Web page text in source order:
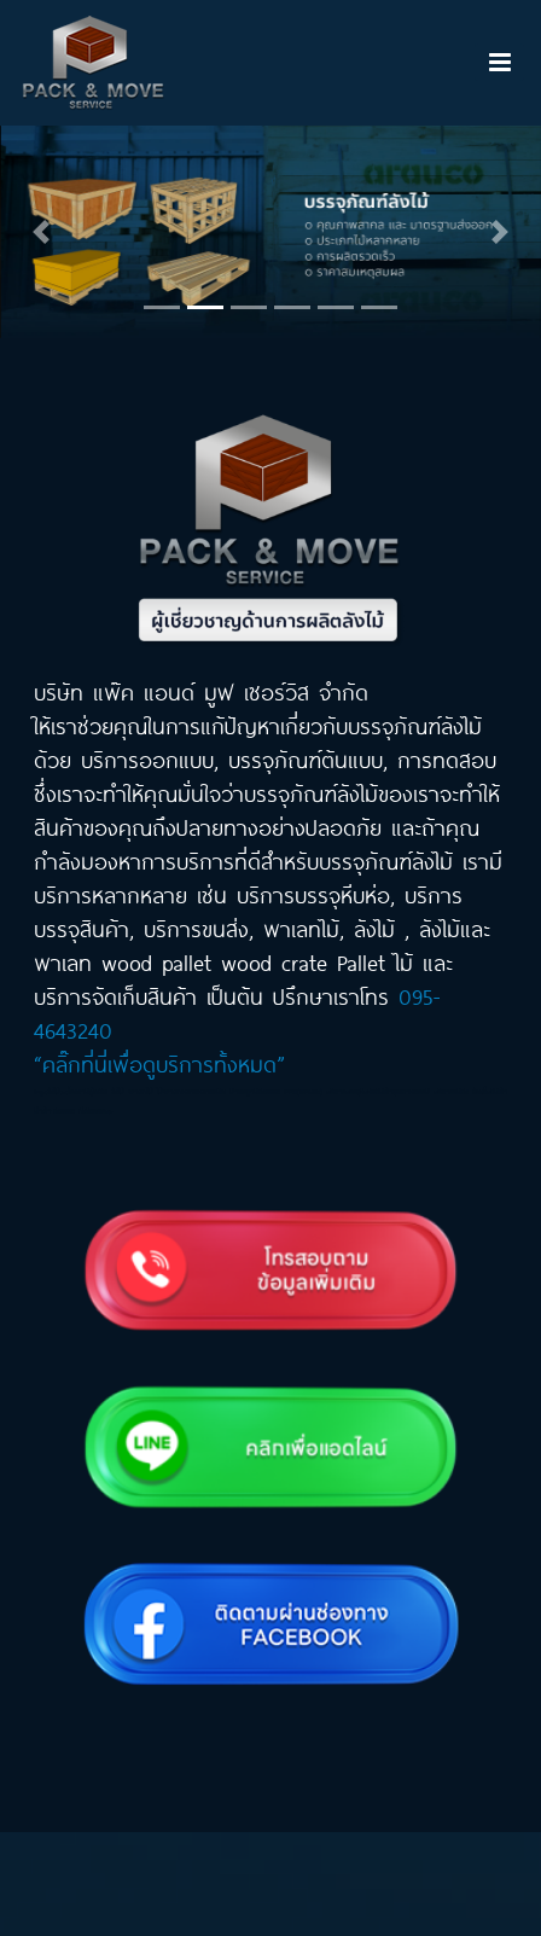
Previous Next
บริษัท แพ๊ค แอนด์ มูฟ เซอร์วิส จำกัด
ให้เราช่วยคุณในการแก้ปัญหาเกี่ยวกับบรรจุภัณฑ์ลังไม้
ด้วย บริการออกแบบ, บรรจุภัณฑ์ต้นแบบ, การทดสอบ
ซึ่งเราจะทำให้คุณมั่นใจว่าบรรจุภัณฑ์ลังไม้ของเราจะทำให้
สินค้าของคุณถึงปลายทางอย่างปลอดภัย และถ้าคุณ
กำลังมองหาการบริการที่ดีสำหรับบรรจุภัณฑ์ลังไม้ เรามี
บริการหลากหลาย เช่น บริการบรรจุหีบห่อ, บริการ
บรรจุสินค้า, บริการขนส่ง, พาเลทไม้, ลังไม้ , ลังไม้และ
พาเลท wood pallet wood crate Pallet ไม้ และ
บริการจัดเก็บสินค้า เป็นต้น ปรึกษาเราโทร 095-
4643240
“คลิ๊กที่นี่เพื่อดูบริการทั้งหมด”